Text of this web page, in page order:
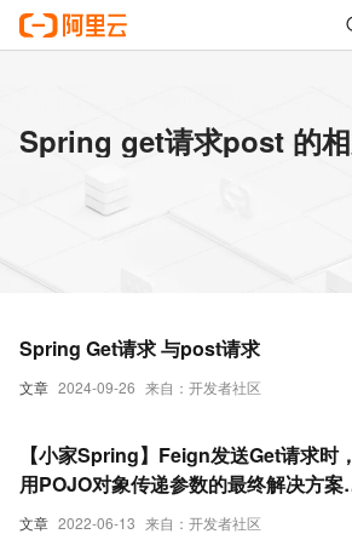
Spring get请求post 的
文章 2024-09-26 来自：开发者社区
Spring Get请求 与post请求
文章 2022-06-13 来自：开发者社区
【小家Spring】Feign发送Get请求时
用POJO对象传递参数的最终解决方案
Request method ‘POST‘ not